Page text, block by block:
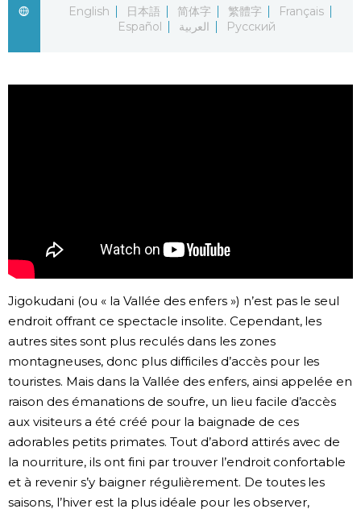
English
日本語 简体字 繁體字
Français
Español
العربية Русский
Jigokudani (ou « la Vallée des enfers ») n’est pas le seul
endroit offrant ce spectacle insolite. Cependant, les
autres sites sont plus reculés dans les zones
montagneuses, donc plus difficiles d’accès pour les
touristes. Mais dans la Vallée des enfers, ainsi appelée en
raison des émanations de soufre, un lieu facile d’accès
aux visiteurs a été créé pour la baignade de ces
adorables petits primates. Tout d’abord attirés avec de
la nourriture, ils ont fini par trouver l’endroit confortable
et à revenir s’y baigner régulièrement. De toutes les
saisons, l’hiver est la plus idéale pour les observer,